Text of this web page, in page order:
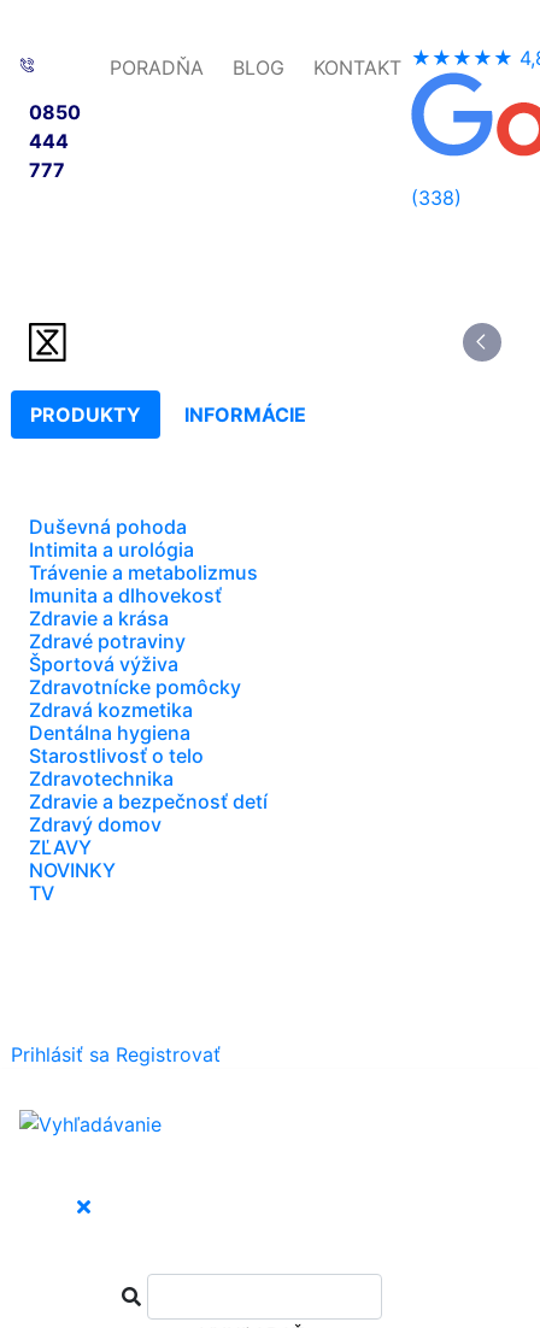
0850
444
777
PORADŇA BLOG KONTAKT ★★★★★
(338)
PRODUKTY INFORMÁCIE
Duševná pohoda
Intimita a urológia
Trávenie a metabolizmus
Imunita a dlhovekosť
Zdravie a krása
Zdravé potraviny
Športová výživa
Zdravotnícke pomôcky
Zdravá kozmetika
Dentálna hygiena
Starostlivosť o telo
Zdravotechnika
Zdravie a bezpečnosť detí
Zdravý domov
ZĽAVY
NOVINKY
TV
Prihlásiť sa Registrovať